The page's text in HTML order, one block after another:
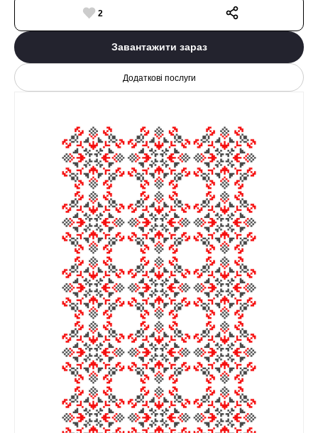
2
Завантажити зараз
Додаткові послуги